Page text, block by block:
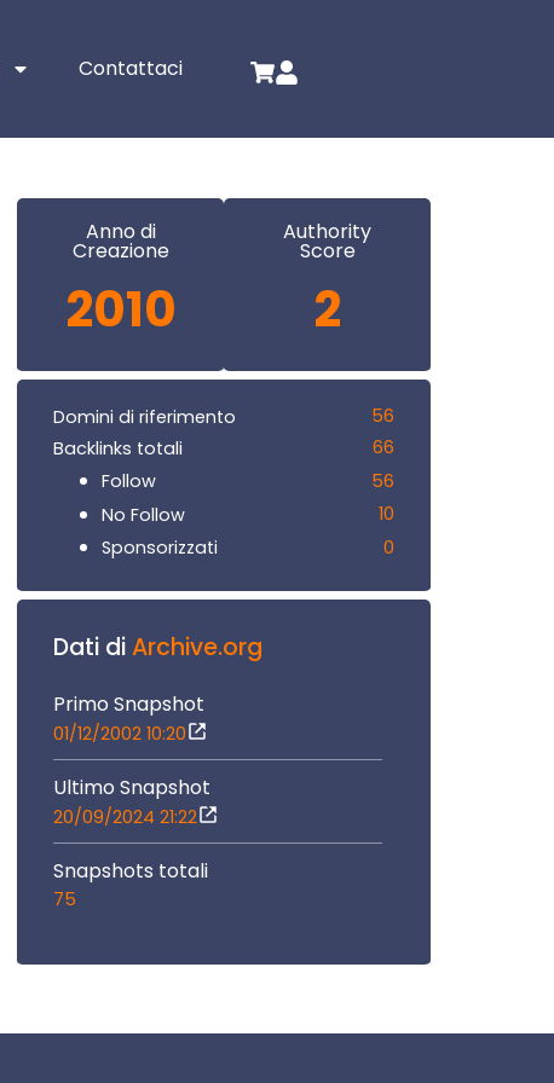
Contattaci
Anno di
Creazione
2010
Authority
Score
2
Domini di riferimento
56
Backlinks totali
66
Follow
56
No Follow
10
Sponsorizzati
0
Dati diArchive.org
Primo Snapshot
01/12/2002 10:20
Ultimo Snapshot
20/09/2024 21:22
Snapshots totali
75